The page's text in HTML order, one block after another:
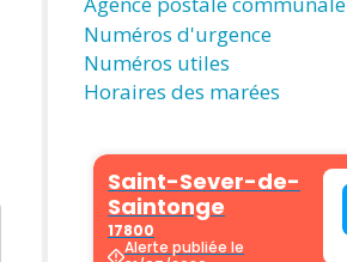
Numéros d'urgence
Numéros utiles
Horaires des marées